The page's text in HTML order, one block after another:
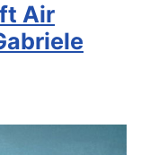
Air